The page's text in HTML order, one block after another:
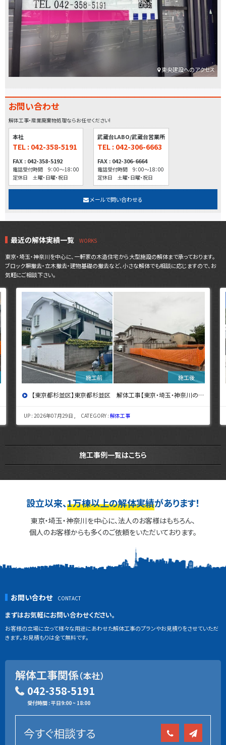
東央建設へのアクセス
お問い合わせ
解体工事・産業廃棄物処理ならお任せください!
本社
TEL : 042-358-5191
FAX : 042-358-5192
電話受付時間 9：00～18：00
定休日 土曜・日曜・祝日
武蔵台LABO/武蔵台営業所
TEL : 042-306-6663
FAX : 042-306-6664
電話受付時間 9：00～18：00
定休日 土曜・日曜・祝日
メールで問い合わせる
最近の解体実績一覧
東京・埼玉・神奈川を中心に、一軒家の木造住宅から大型施設の解体まで承っております。
ブロック塀撤去・立木撤去・建物基礎の撤去など、小さな解体でも相談に応じますので、お
気軽にご相談下さい。
【東京都杉並区】東京都杉並区 解体工事【東京・埼玉・神奈川の解体工事なら東央建設へ】
UP : 2026年07月29日 , CATEGORY :解体工事
施工事例一覧はこちら
設立以来、1万棟以上の解体実績があります！
東京・埼玉・神奈川を中心に、法人のお客様はもちろん、
個人のお客様からも多くのご依頼をいただいております。
お問い合わせ
まずはお気軽にお問い合わせください。
お客様の立場に立って様々な用途にあわせた解体工事のプランやお見積りをさせていただ
きます。お見積もりは全て無料です。
解体工事関係（本社）
042-358-5191
受付時間 : 平日9:00 ~ 18:00
今すぐ相談する